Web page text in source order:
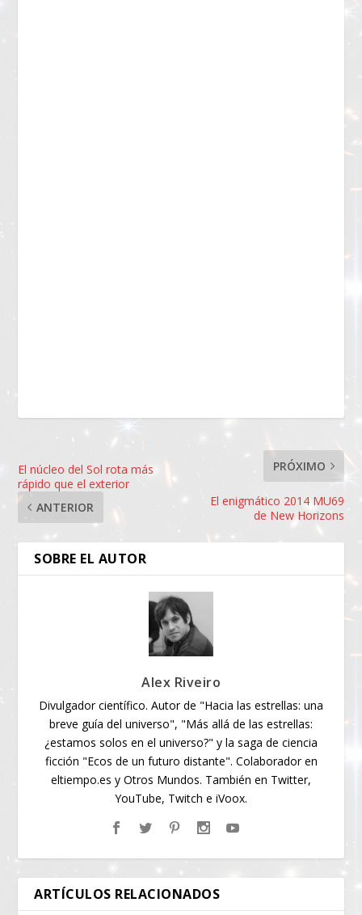
El núcleo del Sol rota más
rápido que el exterior
ANTERIOR
PRÓXIMO
El enigmático 2014 MU69
de New Horizons
SOBRE EL AUTOR
Alex Riveiro
Divulgador científico. Autor de "Hacia las estrellas: una
breve guía del universo", "Más allá de las estrellas:
¿estamos solos en el universo?" y la saga de ciencia
ficción "Ecos de un futuro distante". Colaborador en
eltiempo.es y Otros Mundos. También en Twitter,
YouTube, Twitch e iVoox.
ARTÍCULOS RELACIONADOS